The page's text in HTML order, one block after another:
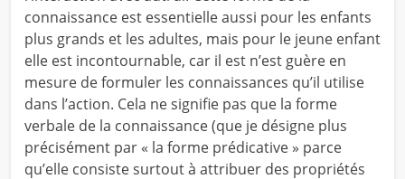
connaissance est essentielle aussi pour les enfants
plus grands et les adultes, mais pour le jeune enfant
elle est incontournable, car il est n’est guère en
mesure de formuler les connaissances qu’il utilise
dans l’action. Cela ne signifie pas que la forme
verbale de la connaissance (que je désigne plus
précisément par « la forme prédicative » parce
qu’elle consiste surtout à attribuer des propriétés